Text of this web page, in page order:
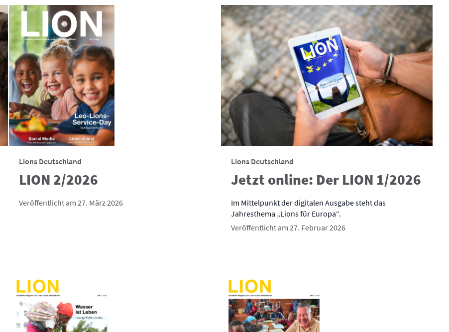
Lions Deutschland
LION 2/2026
Veröffentlicht am 27. März 2026
Lions Deutschland
Jetzt online: Der LION 1/2026
Im Mittelpunkt der digitalen Ausgabe steht das
Jahresthema „Lions für Europa“.
Veröffentlicht am 27. Februar 2026